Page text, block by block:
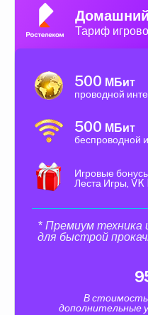
Тариф
500 МБит
проводной
500 МБит
беспроводной
Игровые
Леста Игры,
* Премиум техника
для быстрой
В
дополнительные